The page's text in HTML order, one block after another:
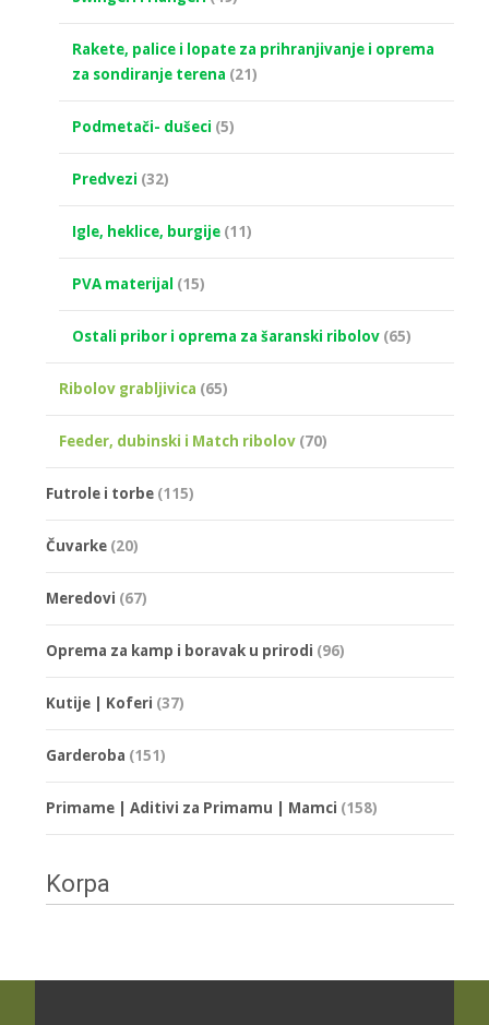
Rakete, palice i lopate za prihranjivanje i oprema
za sondiranje terena (21)
Podmetači- dušeci (5)
Predvezi (32)
Igle, heklice, burgije (11)
PVA materijal (15)
Ostali pribor i oprema za šaranski ribolov (65)
Ribolov grabljivica (65)
Feeder, dubinski i Match ribolov (70)
Futrole i torbe (115)
Čuvarke (20)
Meredovi (67)
Oprema za kamp i boravak u prirodi (96)
Kutije | Koferi (37)
Garderoba (151)
Primame | Aditivi za Primamu | Mamci (158)
Korpa